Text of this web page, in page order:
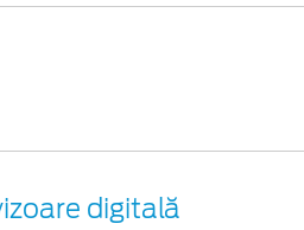
digitală